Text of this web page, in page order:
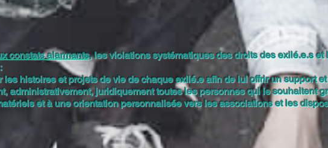
constats alarmants, les violations systématiques des droits des exilé.e.s
les histoires et projets de vie de chaque exilé.e afin de lui offrir un support
administrativement, juridiquement toutes les personnes qui le souhaitent
et à une orientation personnalisée vers les associations et les